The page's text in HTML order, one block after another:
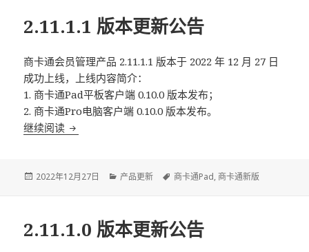
2.11.1.1 版本更新公告
商卡通会员管理产品 2.11.1.1 版本于 2022 年 12 月 27 日
成功上线，上线内容简介：
1. 商卡通Pad平板客户端 0.10.0 版本发布；
2. 商卡通Pro电脑客户端 0.10.0 版本发布。
继续阅读 2.11.1.1 版本更新公告
Posted
2022年12月27日 Categories
产品更新 Tags
商卡通Pad,商卡通新版
2.11.1.0 版本更新公告